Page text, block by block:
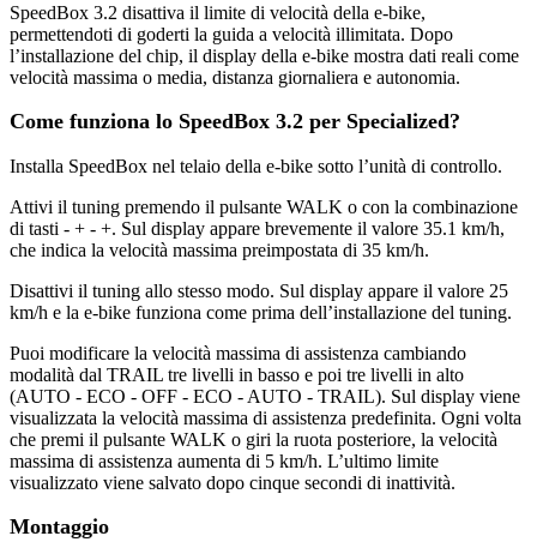
SpeedBox 3.2 disattiva il limite di velocità della e-bike,
permettendoti di goderti la guida a velocità illimitata. Dopo
l’installazione del chip, il display della e-bike mostra dati reali come
velocità massima o media, distanza giornaliera e autonomia.
Come funziona lo SpeedBox 3.2 per Specialized?
Installa SpeedBox nel telaio della e-bike sotto l’unità di controllo.
Attivi il tuning premendo il pulsante WALK o con la combinazione
di tasti - + - +. Sul display appare brevemente il valore 35.1 km/h,
che indica la velocità massima preimpostata di 35 km/h.
Disattivi il tuning allo stesso modo. Sul display appare il valore 25
km/h e la e-bike funziona come prima dell’installazione del tuning.
Puoi modificare la velocità massima di assistenza cambiando
modalità dal TRAIL tre livelli in basso e poi tre livelli in alto
(AUTO - ECO - OFF - ECO - AUTO - TRAIL). Sul display viene
visualizzata la velocità massima di assistenza predefinita. Ogni volta
che premi il pulsante WALK o giri la ruota posteriore, la velocità
massima di assistenza aumenta di 5 km/h. L’ultimo limite
visualizzato viene salvato dopo cinque secondi di inattività.
Montaggio